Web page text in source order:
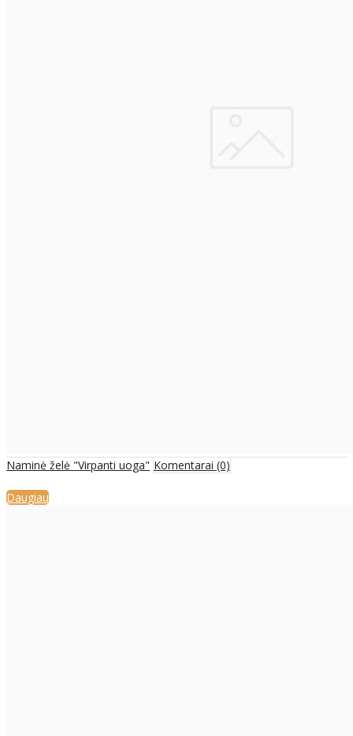
Naminė želė "Virpanti uoga" Komentarai (0)
Daugiau